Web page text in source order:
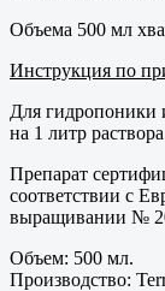
Объема 500 мл
Инструкция по
Для гидропоники
на 1 литр
Препарат
соответствии с
выращивании №
Объем: 500 мл.
Производство: